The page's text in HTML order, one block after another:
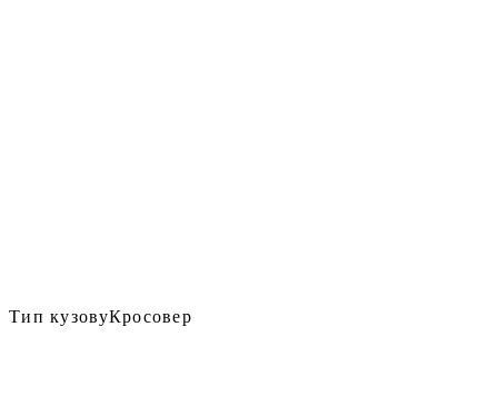
Тип кузовуКросовер